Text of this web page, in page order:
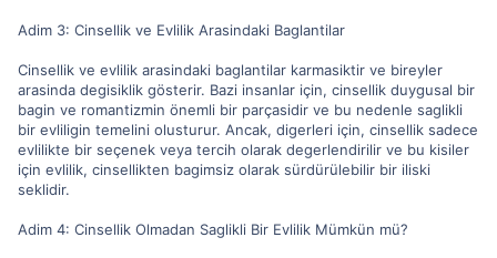
Adim 3: Cinsellik ve Evlilik Arasindaki Baglantilar
Cinsellik ve evlilik arasindaki baglantilar karmasiktir ve bireyler
arasinda degisiklik gösterir. Bazi insanlar için, cinsellik duygusal bir
bagin ve romantizmin önemli bir parçasidir ve bu nedenle saglikli
bir evliligin temelini olusturur. Ancak, digerleri için, cinsellik sadece
evlilikte bir seçenek veya tercih olarak degerlendirilir ve bu kisiler
için evlilik, cinsellikten bagimsiz olarak sürdürülebilir bir iliski
seklidir.
Adim 4: Cinsellik Olmadan Saglikli Bir Evlilik Mümkün mü?